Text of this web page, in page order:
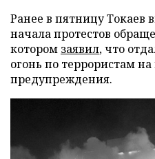
Ранее в пятницу Токаев
начала протестов
котором заявил, что
огонь по террористам
предупреждения.